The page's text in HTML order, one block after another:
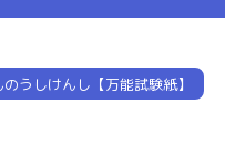
のうしけんし【万能試験紙】